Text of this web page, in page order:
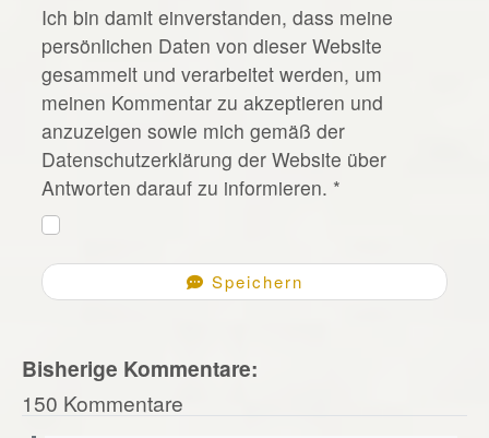
*
Ich bin damit einverstanden, dass meine
persönlichen Daten von dieser Website
gesammelt und verarbeitet werden, um
meinen Kommentar zu akzeptieren und
anzuzeigen sowie mich gemäß der
Datenschutzerklärung der Website über
Antworten darauf zu informieren. *
Speichern
Bisherige Kommentare:
150 Kommentare